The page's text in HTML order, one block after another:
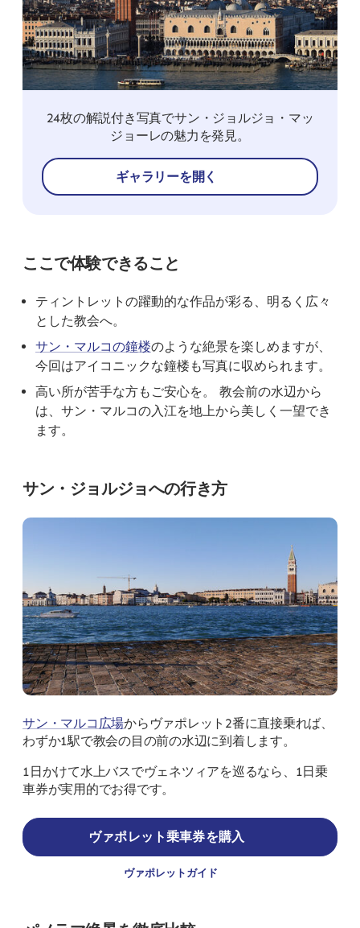
24枚の解説付き写真でサン・ジョルジョ・マッ
ジョーレの魅力を発見。
ギャラリーを開く
ここで体験できること
ティントレットの躍動的な作品が彩る、明るく広々
とした教会へ。
サン・マルコの鐘楼のような絶景を楽しめますが、
今回はアイコニックな鐘楼も写真に収められます。
高い所が苦手な方もご安心を。 教会前の水辺から
は、サン・マルコの入江を地上から美しく一望でき
ます。
サン・ジョルジョへの行き方
サン・マルコ広場からヴァポレット2番に直接乗れば、
わずか1駅で教会の目の前の水辺に到着します。
1日かけて水上バスでヴェネツィアを巡るなら、1日乗
車券が実用的でお得です。
ヴァポレット乗車券を購入
ヴァポレットガイド